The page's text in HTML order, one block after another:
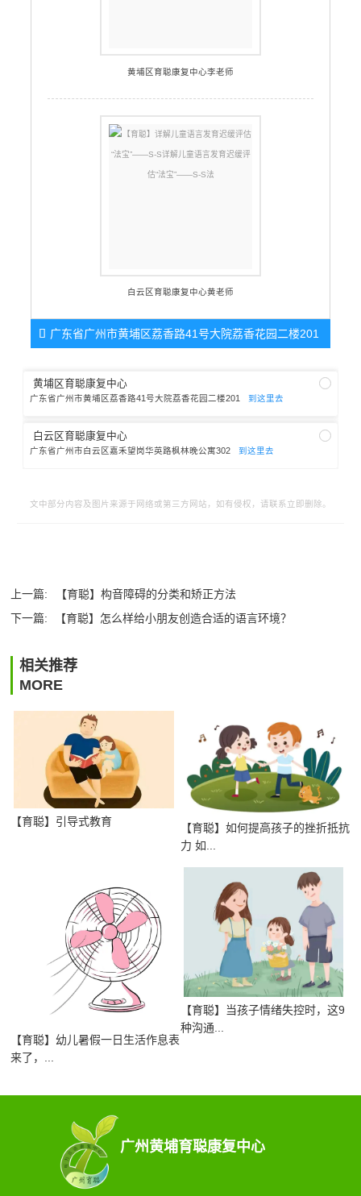
黄埔区育聪康复中心李老师
白云区育聪康复中心黄老师
 广东省广州市黄埔区荔香路41号大院荔香花园二楼201
黄埔区育聪康复中心
广东省广州市黄埔区荔香路41号大院荔香花园二楼201 到这里去
白云区育聪康复中心
广东省广州市白云区嘉禾望岗华英路枫林晚公寓302 到这里去
文中部分内容及图片来源于网络或第三方网站，如有侵权，请联系立即删除。
上一篇:
【育聪】构音障碍的分类和矫正方法
下一篇:
【育聪】怎么样给小朋友创造合适的语言环境？
相关推荐
MORE
【育聪】引导式教育
【育聪】如何提高孩子的挫折抵抗
力 如...
【育聪】幼儿暑假一日生活作息表
来了，...
【育聪】当孩子情绪失控时，这9
种沟通...
广州黄埔育聪康复中心